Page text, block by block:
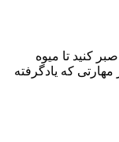
کنید تا میوه
که یادگرفته